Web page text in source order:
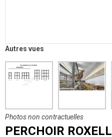
Autres vues
Photos non contractuelles
PERCHOIR ROXELL